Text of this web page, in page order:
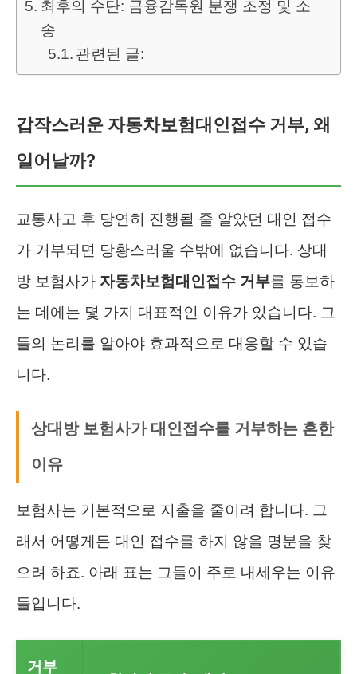
최후의 수단: 금융감독원 분쟁 조정 및 소
송
관련된 글:
갑작스러운 자동차보험대인접수 거부, 왜
일어날까?
교통사고 후 당연히 진행될 줄 알았던 대인 접수
가 거부되면 당황스러울 수밖에 없습니다. 상대
방 보험사가 자동차보험대인접수 거부를 통보하
는 데에는 몇 가지 대표적인 이유가 있습니다. 그
들의 논리를 알아야 효과적으로 대응할 수 있습
니다.
상대방 보험사가 대인접수를 거부하는 흔한
이유
보험사는 기본적으로 지출을 줄이려 합니다. 그
래서 어떻게든 대인 접수를 하지 않을 명분을 찾
으려 하죠. 아래 표는 그들이 주로 내세우는 이유
들입니다.
거부